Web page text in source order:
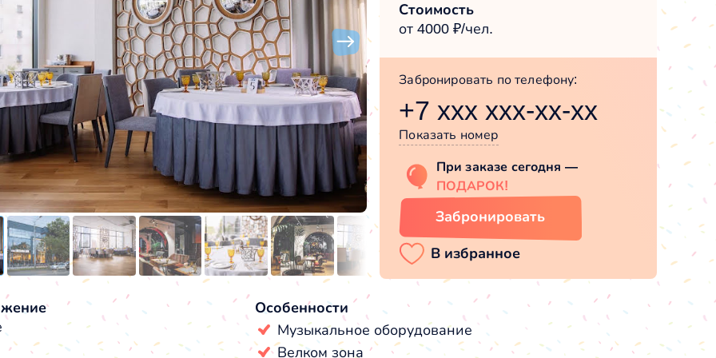
Стоимость
от 4000 ₽/чел.
Забронировать по телефону:
+7 xxx xxx-xx-xx
Показать номер
При заказе сегодня —
ПОДАРОК!
Забронировать
Особенности
Музыкальное оборудование
Велком зона